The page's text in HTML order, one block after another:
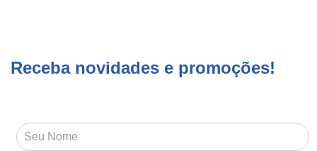
Receba novidades e promoções!